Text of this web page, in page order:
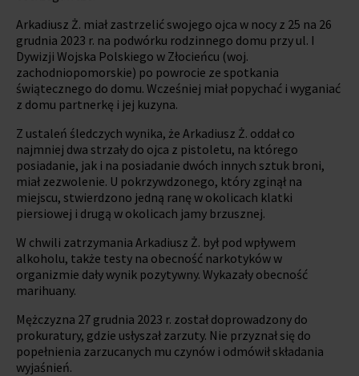
Arkadiusz Ż. miał zastrzelić swojego ojca w nocy z 25 na 26
grudnia 2023 r. na podwórku rodzinnego domu przy ul. I
Dywizji Wojska Polskiego w Złocieńcu (woj.
zachodniopomorskie) po powrocie ze spotkania
świątecznego do domu. Wcześniej miał popychać i wyganiać
z domu partnerkę i jej kuzyna.
Z ustaleń śledczych wynika, że Arkadiusz Ż. oddał co
najmniej dwa strzały do ojca z pistoletu, na którego
posiadanie, jak i na posiadanie dwóch innych sztuk broni,
miał zezwolenie. U pokrzywdzonego, który zginął na
miejscu, stwierdzono jedną ranę w okolicach klatki
piersiowej i drugą w okolicach jamy brzusznej.
W chwili zatrzymania Arkadiusz Ż. był pod wpływem
alkoholu, także testy na obecność narkotyków w
organizmie dały wynik pozytywny. Wykazały obecność
marihuany.
Mężczyzna 27 grudnia 2023 r. został doprowadzony do
prokuratury, gdzie usłyszał zarzuty. Nie przyznał się do
popełnienia zarzucanych mu czynów i odmówił składania
wyjaśnień.